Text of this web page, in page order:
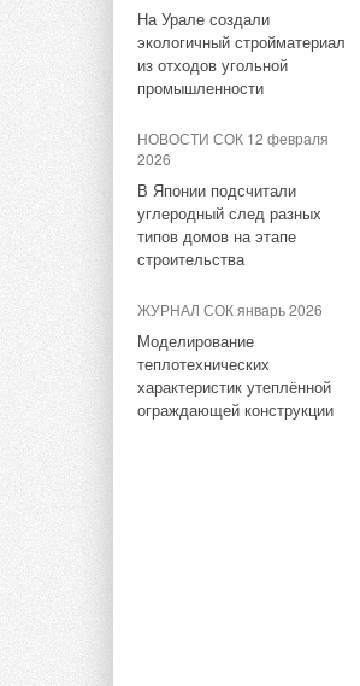
На Урале создали
экологичный стройматериал
из отходов угольной
промышленности
НОВОСТИ СОК 12 февраля
2026
В Японии подсчитали
углеродный след разных
типов домов на этапе
строительства
ЖУРНАЛ СОК январь 2026
Моделирование
теплотехнических
характеристик утеплённой
ограждающей конструкции
Комментарии
В этой теме еще нет
Добавить
Ваше имя *